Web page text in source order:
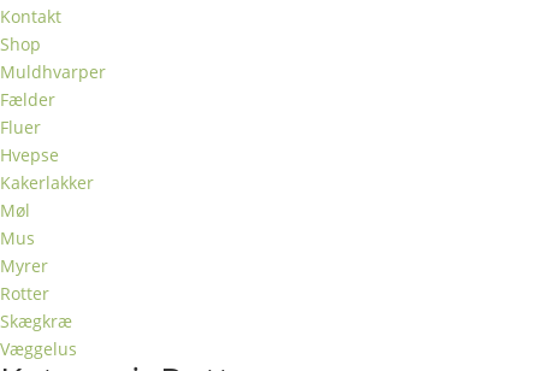
Kontakt
Shop
Muldhvarper
Fælder
Fluer
Hvepse
Kakerlakker
Møl
Mus
Myrer
Rotter
Skægkræ
Væggelus